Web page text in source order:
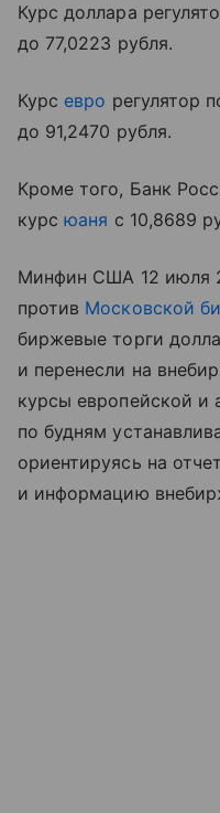
Курс доллара
до 77,0223 рубля.
Курс евро регулятор
до 91,2470 рубля.
Кроме того, Банк
курсюаня с 10,8689
Минфин США 12 июля
против Московской
биржевые торги
и перенесли на
курсы европейской и
по будням
ориентируясь на
и информацию